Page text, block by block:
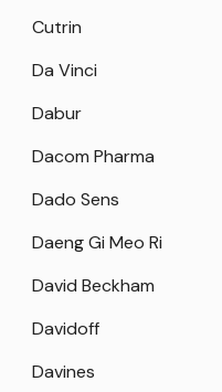
Cutrin
Da Vinci
Dabur
Dacom Pharma
Dado Sens
Daeng Gi Meo Ri
David Beckham
Davidoff
Davines